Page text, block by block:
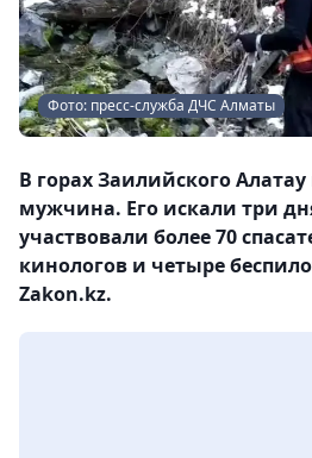
Фото: пресс-служба ДЧС Алматы
В горах Заилийского Алатау
мужчина. Его искали три
участвовали более 70
кинологов и четыре
Zakon.kz.